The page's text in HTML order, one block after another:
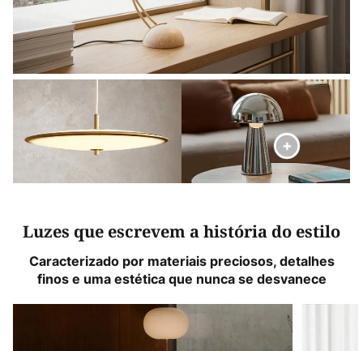
Luzes que escrevem a história do estilo
Caracterizado por materiais preciosos, detalhes
finos e uma estética que nunca se desvanece